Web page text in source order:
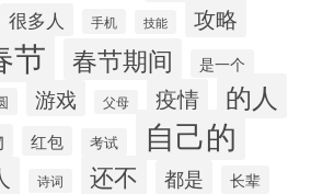
很多人 手机 技能 攻略
节 春节期间 是一个
游戏 父母 疫情 的人
红包 考试 自己的
诗词 还不 都是 长辈